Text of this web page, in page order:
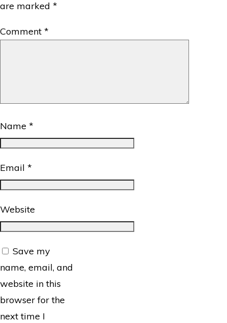
are marked *
Comment *
Name *
Email *
Website
Save my
name, email, and
website in this
browser for the
next time I